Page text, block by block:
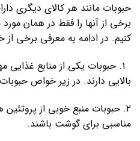
حبوبات مانند هر کالای دیگری
برخی از آنها را فقط در همان
کنیم. در ادامه به معرفی برخی
۱. حبوبات یکی از منابع
بالایی دارند. در زیر خواص
۲. حبوبات منبع خوبی از
مناسبی برای گوشت باشند.